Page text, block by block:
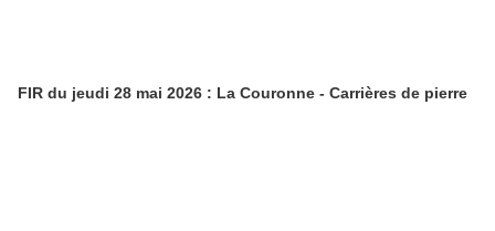
FIR du jeudi 28 mai 2026 : La Couronne - Carrières de pierre